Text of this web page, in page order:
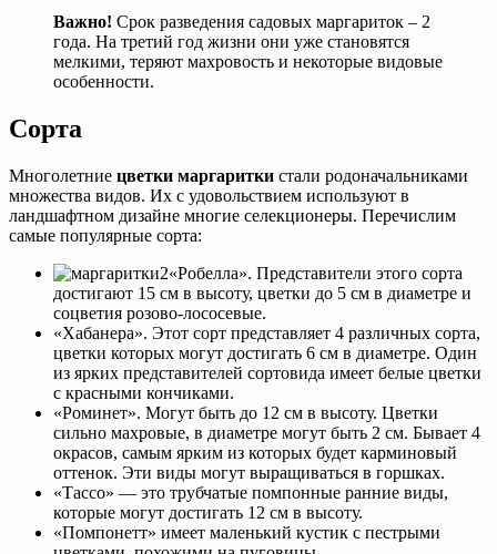
Важно! Срок разведения садовых маргариток – 2
года. На третий год жизни они уже становятся
мелкими, теряют махровость и некоторые видовые
особенности.
Сорта
Многолетние цветки маргаритки стали родоначальниками
множества видов. Их с удовольствием используют в
ландшафтном дизайне многие селекционеры. Перечислим
самые популярные сорта:
«Робелла». Представители этого сорта
достигают 15 см в высоту, цветки до 5 см в диаметре и
соцветия розово-лососевые.
«Хабанера». Этот сорт представляет 4 различных сорта,
цветки которых могут достигать 6 см в диаметре. Один
из ярких представителей сортовида имеет белые цветки
с красными кончиками.
«Роминет». Могут быть до 12 см в высоту. Цветки
сильно махровые, в диаметре могут быть 2 см. Бывает 4
окрасов, самым ярким из которых будет карминовый
оттенок. Эти виды могут выращиваться в горшках.
«Тассо» — это трубчатые помпонные ранние виды,
которые могут достигать 12 см в высоту.
«Помпонетт» имеет маленький кустик с пестрыми